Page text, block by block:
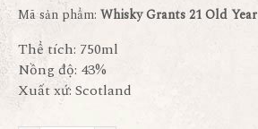
Mã sản phẩm: Whisky Grants 21 Old Year
Thể tích: 750ml
Nồng độ: 43%
Xuất xứ: Scotland